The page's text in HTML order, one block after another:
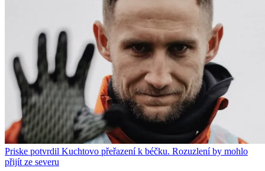
Priske potvrdil Kuchtovo přeřazení k béčku. Rozuzlení by mohlo
přijít ze severu